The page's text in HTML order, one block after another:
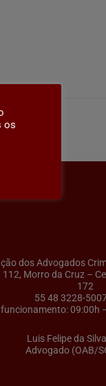
dos Advogados
Morro da Cruz –
172
55 48 3228-
09:00h
Luis Felipe da
Advogado (OAB/
os